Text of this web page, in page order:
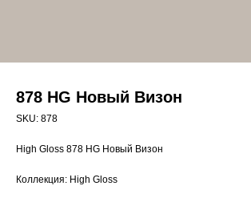
878 HG Новый Визон
SKU: 878
High Gloss 878 HG Новый Визон
Коллекция: High Gloss